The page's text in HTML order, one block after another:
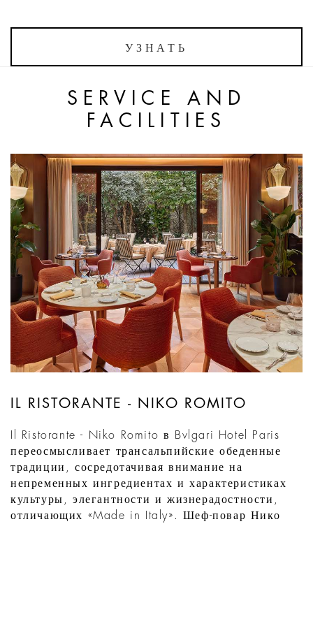
УЗНАТЬ
SERVICE AND
FACILITIES
IL RISTORANTE - NIKO ROMITO
Il Ristorante - Niko Romito в Bvlgari Hotel Paris
переосмысливает трансальпийские обеденные
традиции, сосредотачивая внимание на
непременных ингредиентах и характеристиках
культуры, элегантности и жизнерадостности,
отличающих «Made in Italy». Шеф-повар Нико